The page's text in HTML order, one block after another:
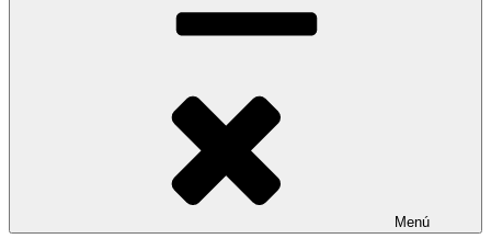
Menú